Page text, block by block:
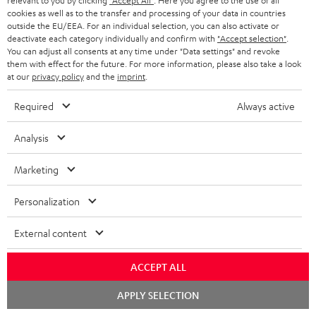
r
l
a
d
e
u
k
t
F
Q
s
I
n
f
o
m
t
i
o
n
e
Versandinfos
n
o
r
m
t
n
A
u
d
i
-
L
K
t
+49 30 217 84 217
Mo – Fr 08:00 – 19:00 Uhr
Sa 09:00 – 17:30 Uhr
cookies as well as to the transfer and processing of your data in countries
outside the EU/EEA. For an individual selection, you can also activate or
deactivate each category individually and confirm with "Accept selection"
You can adjust all consents at any time under "Data settings" and revoke
them with effect for the future. For more information, please also take a look
at our privacy policyand the imprint
Required Always active
Analysis
Marketing
Personalization
External content
ACCEPT ALL
APPLY SELECTION